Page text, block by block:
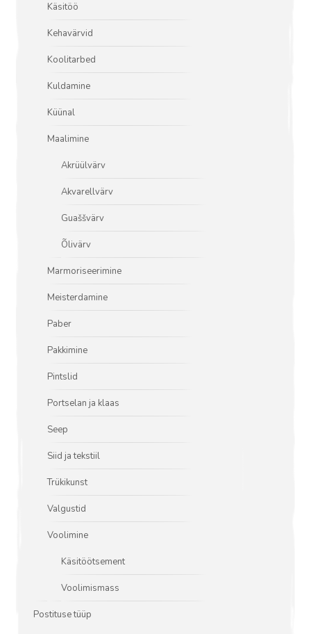
Käsitöö
Kehavärvid
Koolitarbed
Kuldamine
Küünal
Maalimine
Akrüülvärv
Akvarellvärv
Guaššvärv
Õlivärv
Marmoriseerimine
Meisterdamine
Paber
Pakkimine
Pintslid
Portselan ja klaas
Seep
Siid ja tekstiil
Trükikunst
Valgustid
Voolimine
Käsitöötsement
Voolimismass
Postituse tüüp